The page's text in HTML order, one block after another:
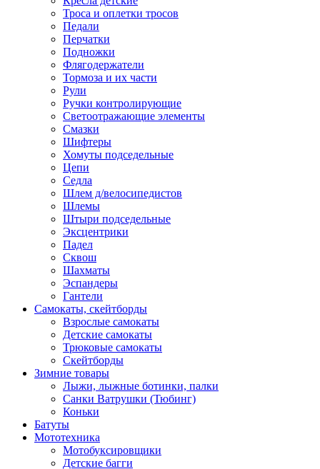
Троса и оплетки тросов
Педали
Перчатки
Подножки
Флягодержатели
Тормоза и их части
Рули
Ручки контролирующие
Светоотражающие элементы
Смазки
Шифтеры
Хомуты подседельные
Цепи
Седла
Шлем д/велосипедистов
Шлемы
Штыри подседельные
Эксцентрики
Падел
Сквош
Шахматы
Эспандеры
Гантели
Самокаты, скейтборды
Взрослые самокаты
Детские самокаты
Трюковые самокаты
Скейтборды
Зимние товары
Лыжи, лыжные ботинки, палки
Санки Ватрушки (Тюбинг)
Коньки
Батуты
Мототехника
Мотобуксировщики
Детские багги